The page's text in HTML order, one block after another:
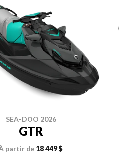
SEA-DOO 2026
GTR
partir de 18 449 $